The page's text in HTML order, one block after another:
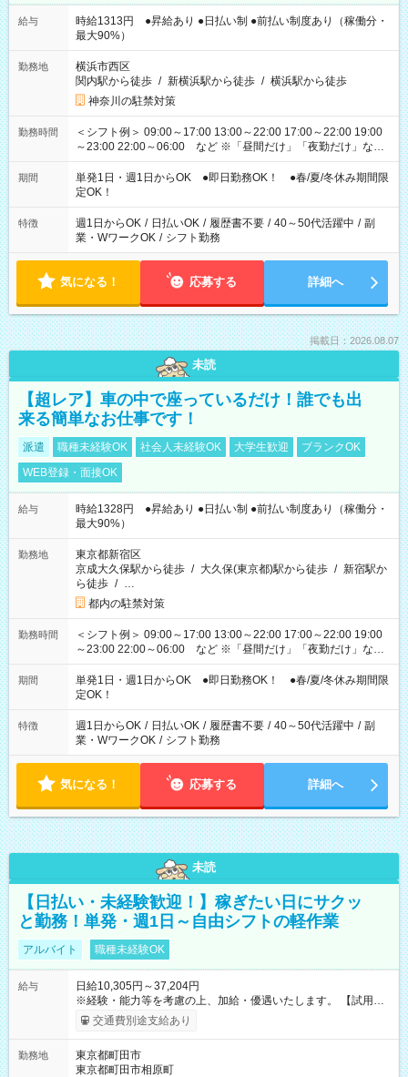
給与
時給1313円 ●昇給あり ●日払い制 ●前払い制度あり（稼働分・
最大90%）
勤務地
横浜市西区
関内駅から徒歩 / 新横浜駅から徒歩 / 横浜駅から徒歩
神奈川の駐禁対策
勤務時間
＜シフト例＞ 09:00～17:00 13:00～22:00 17:00～22:00 19:00
～23:00 22:00～06:00 など ※「昼間だけ」「夜勤だけ」など
の希望OK
期間
単発1日・週1日からOK ●即日勤務OK！ ●春/夏/冬休み期間限
定OK！
特徴 週1日からOK / 日払いOK / 履歴書不要 / 40～50代活躍中 / 副
業・WワークOK / シフト勤務
気になる！ 応募する 詳細へ
掲載日：2026.08.07
未読
【超レア】車の中で座っているだけ！誰でも出
来る簡単なお仕事です！
派遣 職種未経験OK 社会人未経験OK 大学生歓迎
ブランクOK
WEB登録・面接OK
給与
時給1328円 ●昇給あり ●日払い制 ●前払い制度あり（稼働分・
最大90%）
勤務地
東京都新宿区
京成大久保駅から徒歩 / 大久保(東京都)駅から徒歩 / 新宿駅か
ら徒歩 / …
都内の駐禁対策
勤務時間
＜シフト例＞ 09:00～17:00 13:00～22:00 17:00～22:00 19:00
～23:00 22:00～06:00 など ※「昼間だけ」「夜勤だけ」など
の希望OK
期間
単発1日・週1日からOK ●即日勤務OK！ ●春/夏/冬休み期間限
定OK！
特徴 週1日からOK / 日払いOK / 履歴書不要 / 40～50代活躍中 / 副
業・WワークOK / シフト勤務
気になる！ 応募する 詳細へ
未読
【日払い・未経験歓迎！】稼ぎたい日にサクッ
と勤務！単発・週1日～自由シフトの軽作業
アルバイト 職種未経験OK
給与
日給10,305円～37,204円
※経験・能力等を考慮の上、加給・優遇いたします。 【試用期
間】試用期間なし
交通費別途支給あり
勤務地
東京都町田市
東京都町田市相原町